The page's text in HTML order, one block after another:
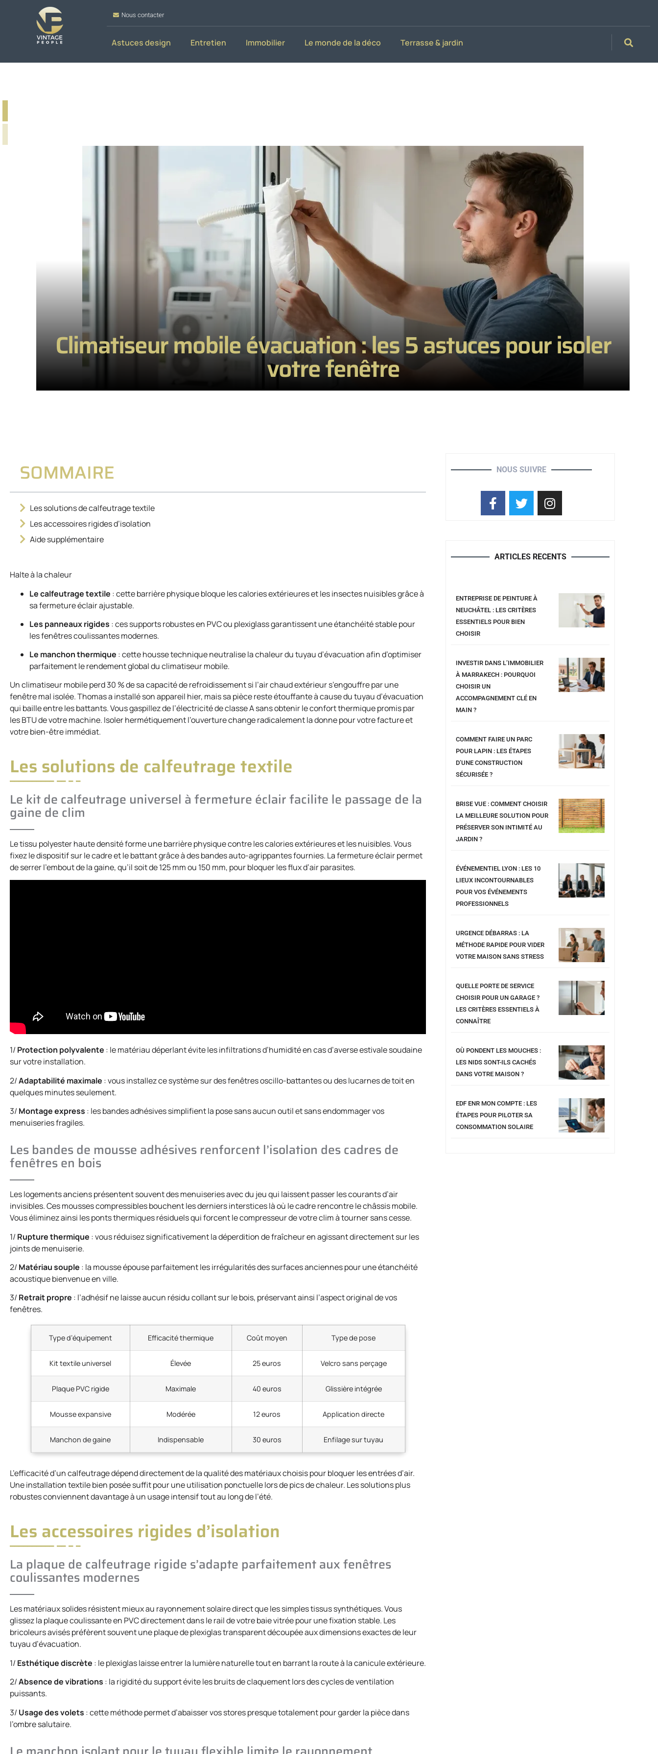
Nous contacter
Astuces design Entretien Immobilier Le monde de la déco Terrasse & jardin
Climatiseur mobile évacuation : les 5 astuces pour isoler
votre fenêtre
SOMMAIRE
Les solutions de calfeutrage textile
Les accessoires rigides d’isolation
Aide supplémentaire
Halte à la chaleur
Le calfeutrage textile : cette barrière physique bloque les calories extérieures et les insectes nuisibles grâce à
sa fermeture éclair ajustable.
Les panneaux rigides : ces supports robustes en PVC ou plexiglass garantissent une étanchéité stable pour
les fenêtres coulissantes modernes.
Le manchon thermique : cette housse technique neutralise la chaleur du tuyau d’évacuation afin d’optimiser
parfaitement le rendement global du climatiseur mobile.
Un climatiseur mobile perd 30 % de sa capacité de refroidissement si l’air chaud extérieur s’engouffre par une
fenêtre mal isolée. Thomas a installé son appareil hier, mais sa pièce reste étouffante à cause du tuyau d’évacuation
qui baille entre les battants. Vous gaspillez de l’électricité de classe A sans obtenir le confort thermique promis par
les BTU de votre machine. Isoler hermétiquement l’ouverture change radicalement la donne pour votre facture et
votre bien-être immédiat.
Les solutions de calfeutrage textile
Le kit de calfeutrage universel à fermeture éclair facilite le passage de la
gaine de clim
Le tissu polyester haute densité forme une barrière physique contre les calories extérieures et les nuisibles. Vous
fixez le dispositif sur le cadre et le battant grâce à des bandes auto-agrippantes fournies. La fermeture éclair permet
de serrer l’embout de la gaine, qu’il soit de 125 mm ou 150 mm, pour bloquer les flux d’air parasites.
1/ Protection polyvalente : le matériau déperlant évite les infiltrations d’humidité en cas d’averse estivale soudaine
sur votre installation.
2/Adaptabilité maximale : vous installez ce système sur des fenêtres oscillo-battantes ou des lucarnes de toit en
quelques minutes seulement.
3/ Montage express : les bandes adhésives simplifient la pose sans aucun outil et sans endommager vos
menuiseries fragiles.
Les bandes de mousse adhésives renforcent l’isolation des cadres de
fenêtres en bois
Les logements anciens présentent souvent des menuiseries avec du jeu qui laissent passer les courants d’air
invisibles. Ces mousses compressibles bouchent les derniers interstices là où le cadre rencontre le châssis mobile.
Vous éliminez ainsi les ponts thermiques résiduels qui forcent le compresseur de votre clim à tourner sans cesse.
1/ Rupture thermique : vous réduisez significativement la déperdition de fraîcheur en agissant directement sur les
joints de menuiserie.
2/ Matériau souple : la mousse épouse parfaitement les irrégularités des surfaces anciennes pour une étanchéité
acoustique bienvenue en ville.
3/ Retrait propre : l’adhésif ne laisse aucun résidu collant sur le bois, préservant ainsi l’aspect original de vos
fenêtres.
Type d’équipement Efficacité thermique Coût moyen Type de pose
Kit textile universel Élevée 25 euros Velcro sans perçage
Plaque PVC rigide Maximale 40 euros Glissière intégrée
Mousse expansive Modérée 12 euros Application directe
Manchon de gaine Indispensable 30 euros Enfilage sur tuyau
L’efficacité d’un calfeutrage dépend directement de la qualité des matériaux choisis pour bloquer les entrées d’air.
Une installation textile bien posée suffit pour une utilisation ponctuelle lors de pics de chaleur. Les solutions plus
robustes conviennent davantage à un usage intensif tout au long de l’été.
Les accessoires rigides d’isolation
La plaque de calfeutrage rigide s’adapte parfaitement aux fenêtres
coulissantes modernes
Les matériaux solides résistent mieux au rayonnement solaire direct que les simples tissus synthétiques. Vous
glissez la plaque coulissante en PVC directement dans le rail de votre baie vitrée pour une fixation stable. Les
bricoleurs avisés préfèrent souvent une plaque de plexiglas transparent découpée aux dimensions exactes de leur
tuyau d’évacuation.
1/ Esthétique discrète : le plexiglas laisse entrer la lumière naturelle tout en barrant la route à la canicule extérieure.
2/Absence de vibrations : la rigidité du support évite les bruits de claquement lors des cycles de ventilation
puissants.
3/ Usage des volets : cette méthode permet d’abaisser vos stores presque totalement pour garder la pièce dans
l’ombre salutaire.
NOUS SUIVRE
ARTICLES RECENTS
ENTREPRISE DE PEINTURE À
NEUCHÂTEL : LES CRITÈRES
ESSENTIELS POUR BIEN
CHOISIR
INVESTIR DANS L’IMMOBILIER
À MARRAKECH : POURQUOI
CHOISIR UN
ACCOMPAGNEMENT CLÉ EN
MAIN ?
COMMENT FAIRE UN PARC
POUR LAPIN : LES ÉTAPES
D’UNE CONSTRUCTION
SÉCURISÉE ?
BRISE VUE : COMMENT CHOISIR
LA MEILLEURE SOLUTION POUR
PRÉSERVER SON INTIMITÉ AU
JARDIN ?
ÉVÉNEMENTIEL LYON : LES 10
LIEUX INCONTOURNABLES
POUR VOS ÉVÉNEMENTS
PROFESSIONNELS
URGENCE DÉBARRAS : LA
MÉTHODE RAPIDE POUR VIDER
VOTRE MAISON SANS STRESS
QUELLE PORTE DE SERVICE
CHOISIR POUR UN GARAGE ?
LES CRITÈRES ESSENTIELS À
CONNAÎTRE
OÙ PONDENT LES MOUCHES :
LES NIDS SONT-ILS CACHÉS
DANS VOTRE MAISON ?
EDF ENR MON COMPTE : LES
ÉTAPES POUR PILOTER SA
CONSOMMATION SOLAIRE